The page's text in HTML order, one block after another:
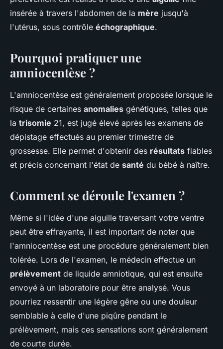
insérée à travers l'abdomen de la mère jusqu'à
l'utérus, sous contrôle échographique.
Pourquoi pratiquer une
amniocentèse ?
L'amniocentèse est généralement proposée lorsque le
risque de certaines anomalies génétiques, telles que
la trisomie 21, est jugé élevé après les examens de
dépistage effectués au premier trimestre de
grossesse. Elle permet d'obtenir des résultats fiables
et précis concernant l'état de santé du bébé à naître.
Comment se déroule l'examen ?
Même si l'idée d'une aiguille traversant votre ventre
peut être effrayante, il est important de noter que
l'amniocentèse est une procédure généralement bien
tolérée. Lors de l'examen, le médecin effectue un
prélèvement de liquide amniotique, qui est ensuite
envoyé à un laboratoire pour être analysé. Vous
pourriez ressentir une légère gêne ou une douleur
semblable à celle d'une piqûre pendant le
prélèvement, mais ces sensations sont généralement
de courte durée.